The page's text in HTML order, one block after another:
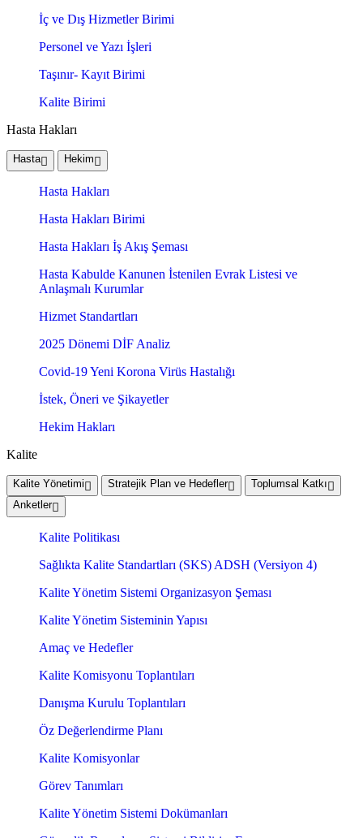
İç ve Dış Hizmetler Birimi
Personel ve Yazı İşleri
Taşınır- Kayıt Birimi
Kalite Birimi
Hasta Hakları
Hasta Hekim
Hasta Hakları
Hasta Hakları Birimi
Hasta Hakları İş Akış Şeması
Hasta Kabulde Kanunen İstenilen Evrak Listesi ve
Anlaşmalı Kurumlar
Hizmet Standartları
2025 Dönemi DİF Analiz
Covid-19 Yeni Korona Virüs Hastalığı
İstek, Öneri ve Şikayetler
Hekim Hakları
Kalite
Kalite Yönetimi Stratejik Plan ve Hedefler
Toplumsal Katkı
Anketler
Kalite Politikası
Sağlıkta Kalite Standartları (SKS) ADSH (Versiyon 4)
Kalite Yönetim Sistemi Organizasyon Şeması
Kalite Yönetim Sisteminin Yapısı
Amaç ve Hedefler
Kalite Komisyonu Toplantıları
Danışma Kurulu Toplantıları
Öz Değerlendirme Planı
Kalite Komisyonlar
Görev Tanımları
Kalite Yönetim Sistemi Dokümanları